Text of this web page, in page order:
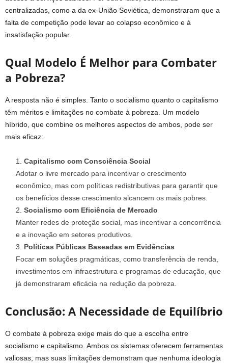
centralizadas, como a da ex-União Soviética, demonstraram que a
falta de competição pode levar ao colapso econômico e à
insatisfação popular.
Qual Modelo É Melhor para Combater
a Pobreza?
A resposta não é simples. Tanto o socialismo quanto o capitalismo
têm méritos e limitações no combate à pobreza. Um modelo
híbrido, que combine os melhores aspectos de ambos, pode ser
mais eficaz:
Capitalismo com Consciência Social
Adotar o livre mercado para incentivar o crescimento
econômico, mas com políticas redistributivas para garantir que
os benefícios desse crescimento alcancem os mais pobres.
Socialismo com Eficiência de Mercado
Manter redes de proteção social, mas incentivar a concorrência
e a inovação em setores produtivos.
Políticas Públicas Baseadas em Evidências
Focar em soluções pragmáticas, como transferência de renda,
investimentos em infraestrutura e programas de educação, que
já demonstraram eficácia na redução da pobreza.
Conclusão: A Necessidade de Equilíbrio
O combate à pobreza exige mais do que a escolha entre
socialismo e capitalismo. Ambos os sistemas oferecem ferramentas
valiosas, mas suas limitações demonstram que nenhuma ideologia